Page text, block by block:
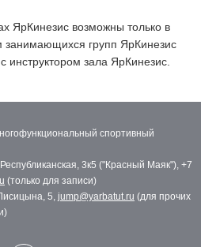
ЯрКинезис возможны только в
занимающихся групп ЯрКинезис
инструктором зала ЯрКинезис.
спортивный
3к5 ("Красный Маяк"), +7
(только для записи)
5, jump@yarbatut.ru (для прочих